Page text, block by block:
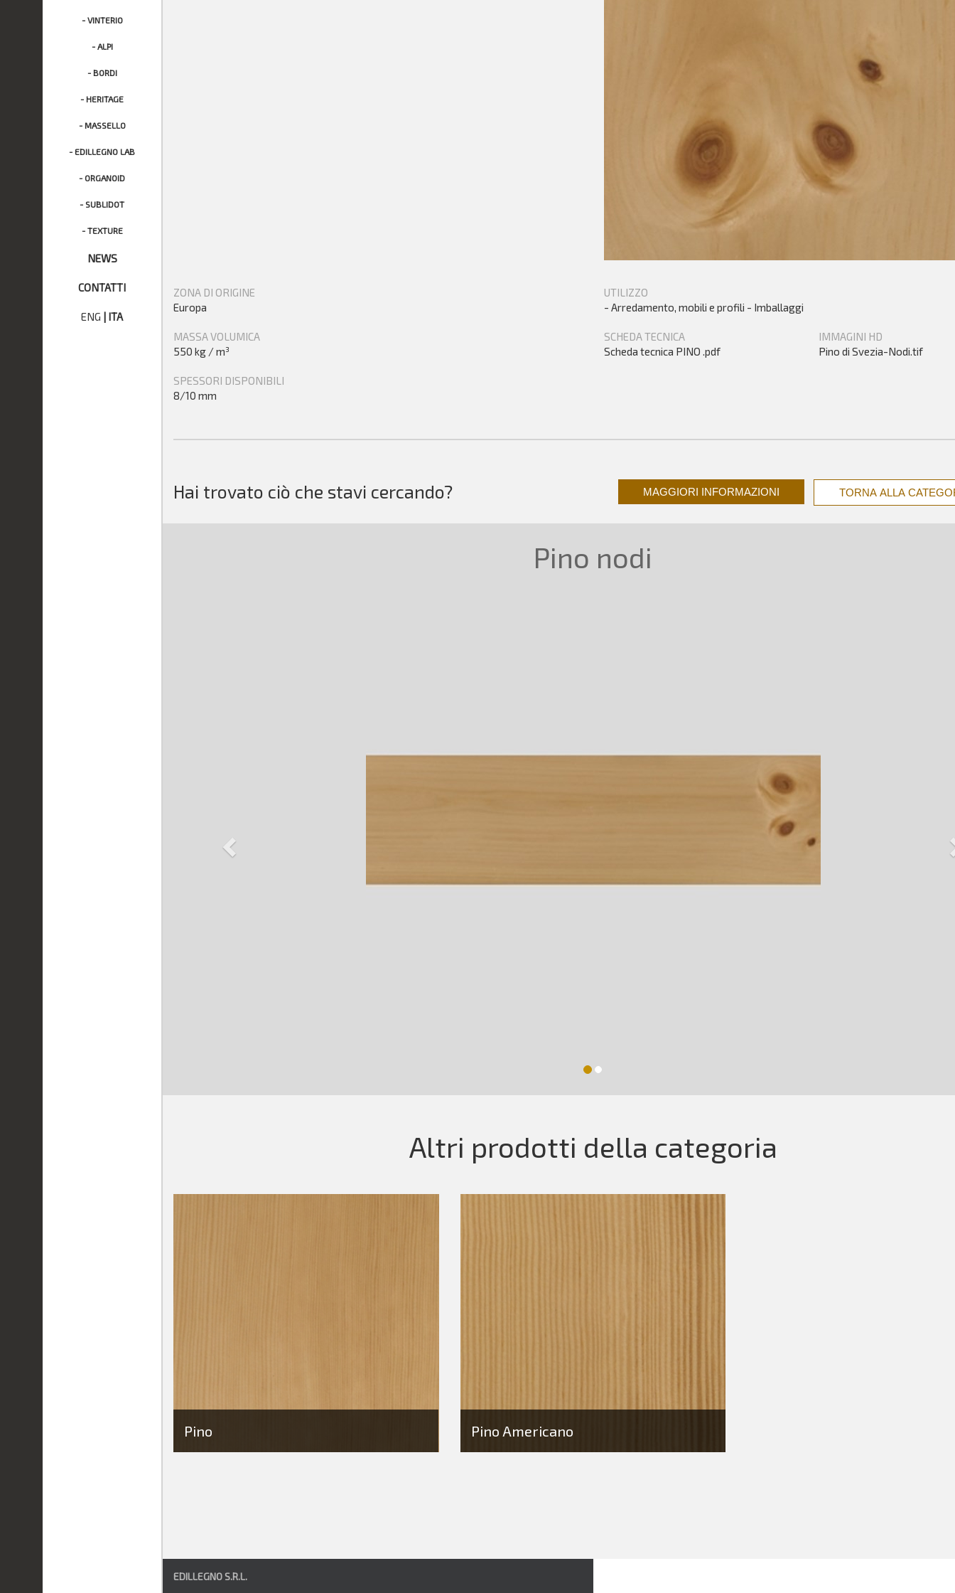
- VINTERIO
- ALPI
- BORDI
- HERITAGE
- MASSELLO
- EDILLEGNO LAB
- ORGANOID
- SUBLIDOT
- TEXTURE
NEWS
CONTATTI
ENG | ITA
ZONA DI ORIGINE
Europa
MASSA VOLUMICA
550 kg / m³
SPESSORI DISPONIBILI
8/10 mm
UTILIZZO
- Arredamento, mobili e profili - Imballaggi
SCHEDA TECNICA
Scheda tecnica PINO .pdf
IMMAGINI HD
Pino di Svezia-Nodi.tif
Hai trovato ciò che stavi cercando? MAGGIORI INFORMAZIONI TORNA ALLA
Pino nodi
Altri prodotti della categoria
Pino Pino Americano
EDILLEGNO S.R.L.